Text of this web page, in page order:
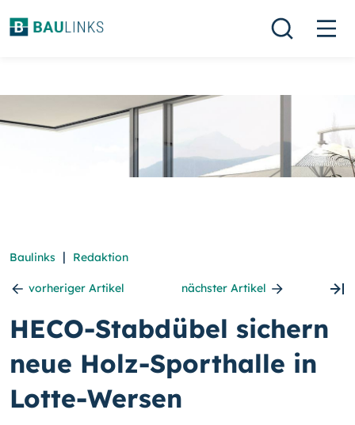
Baulinks | Redaktion
vorheriger Artikel nächster Artikel
HECO-Stabdübel sichern
neue Holz-Sporthalle in
Lotte-Wersen